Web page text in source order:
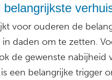
belangrijkste
voor ouderen de
daden om te zetten.
de gewenste
een belangrijke trigger